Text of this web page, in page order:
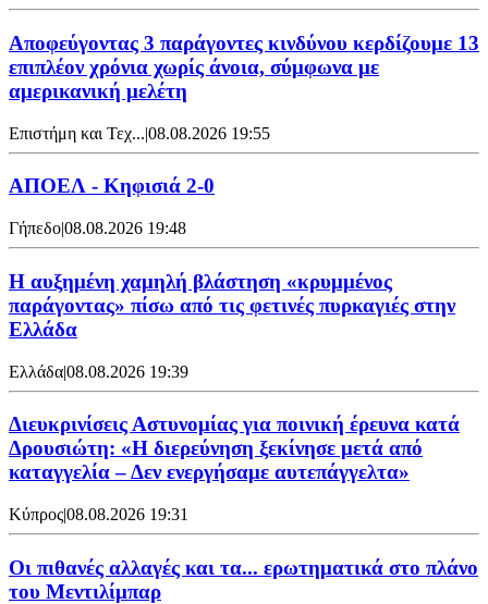
Αποφεύγοντας 3 παράγοντες κινδύνου κερδίζουμε 13
επιπλέον χρόνια χωρίς άνοια, σύμφωνα με
αμερικανική μελέτη
Επιστήμη και Τεχ...|08.08.2026 19:55
ΑΠΟΕΛ - Κηφισιά 2-0
Γήπεδο|08.08.2026 19:48
Η αυξημένη χαμηλή βλάστηση «κρυμμένος
παράγοντας» πίσω από τις φετινές πυρκαγιές στην
Ελλάδα
Ελλάδα|08.08.2026 19:39
Διευκρινίσεις Αστυνομίας για ποινική έρευνα κατά
Δρουσιώτη: «Η διερεύνηση ξεκίνησε μετά από
καταγγελία – Δεν ενεργήσαμε αυτεπάγγελτα»
Κύπρος|08.08.2026 19:31
Οι πιθανές αλλαγές και τα... ερωτηματικά στο πλάνο
του Μεντιλίμπαρ